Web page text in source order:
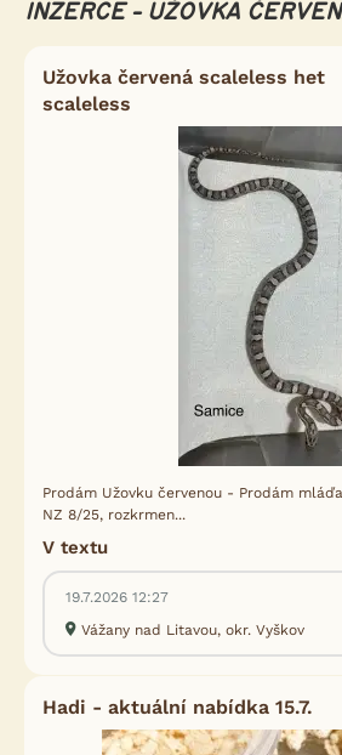
INZERCE - UŽOVKA
Užovka červená scaleless het
scaleless
Prodám Užovku červenou - Prodám
NZ 8/25, rozkrmen...
V textu
19.7.2026 12:27
Vážany nad Litavou, okr. Vyškov
Hadi - aktuální nabídka 15.7.